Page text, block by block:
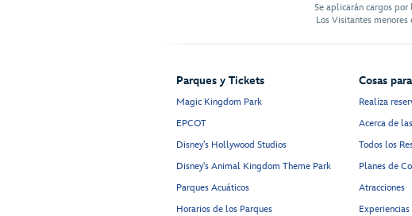
Se aplicarán cargos
Los Visitantes
Parques y Tickets
Magic Kingdom Park
EPCOT
Disney’s Hollywood Studios
Disney's Animal Kingdom Theme Park
Parques Acuáticos
Horarios de los Parques
Cosas
Realiza
Acerca de
Todos los
Planes de
Atracciones
Experiencias